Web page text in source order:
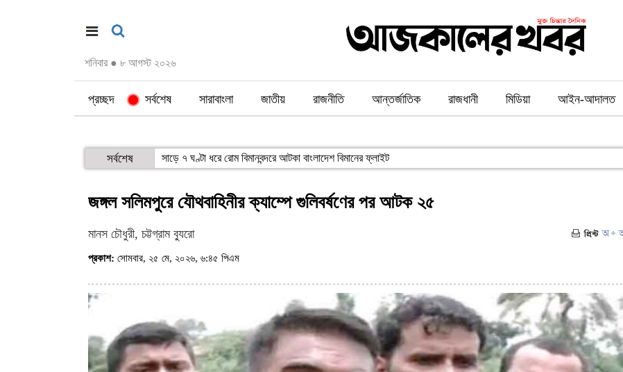
শনিবার ● ৮ আগস্ট ২০২৬
প্রচ্ছদ সর্বশেষ সারাবাংলা জাতীয় রাজনীতি আন্তর্জাতিক রাজধানী মিডিয়া আইন-আদালত
সর্বশেষ সাড়ে ৭ ঘণ্টা ধরে রোম বিমানবন্দরে আটকা বাংলাদেশ বিমানের ফ্লাইট
জঙ্গল সলিমপুরে যৌথবাহিনীর ক্যাম্পে গুলিবর্ষণের পর আটক ২৫
মানস চৌধুরী, চট্টগ্রাম ব্যুরো
প্রকাশ: সোমবার, ২৫ মে, ২০২৬, ৬:৪৫ পিএম